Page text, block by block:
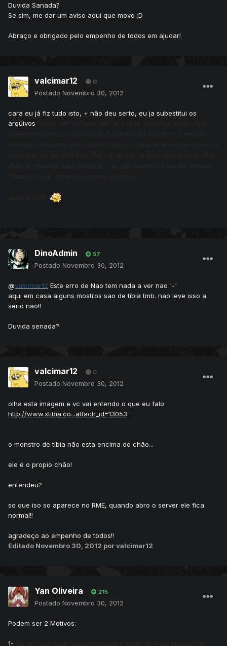
Duvida Sanada?
Se sim, me dar um aviso aqui que movo ;D
Abraço e obrigado pelo empenho de todos em ajudar!
valcimar12 0
Postado Novembro 30, 2012
cara eu já fiz tudo isto, + não deu serto, eu ja subestitui os
arquivos
DinoAdmin 57
Postado Novembro 30, 2012
@valcimar12 Este erro de Nao tem nada a ver nao '-'
aqui em casa alguns mostros sao de tibia tmb. nao leve isso a
serio nao!!
Duvida senada?
valcimar12 0
Postado Novembro 30, 2012
olha esta imagem e vc vai entendo o que eu falo:
http://www.xtibia.co...attach_id=13053
o monstro de tibia não esta encima do chão...
ele é o propio chão!
entendeu?
so que iso so aparece no RME, quando abro o server ele fica
normal!!
agradeço ao empenho de todos!!
Editado Novembro 30, 2012 por valcimar12
Yan Oliveira 215
Postado Novembro 30, 2012
Podem ser 2 Motivos:
1-